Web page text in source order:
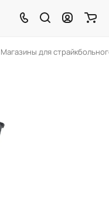
Магазины для